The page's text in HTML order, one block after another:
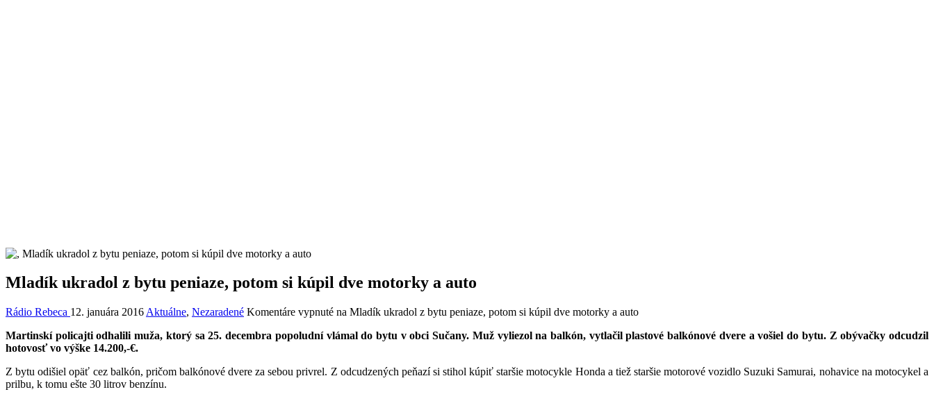
Mladík ukradol z bytu peniaze, potom si kúpil dve motorky a auto
Rádio Rebeca 12. januára 2016 Aktuálne, Nezaradené Komentáre vypnuté na Mladík ukradol z bytu peniaze, potom si kúpil dve motorky a auto
Martinskí policajti odhalili muža, ktorý sa 25. decembra popoludní vlámal do bytu v obci Sučany. Muž vyliezol na balkón, vytlačil plastové balkónové dvere a vošiel do bytu. Z obývačky odcudzil
hotovosť vo výške 14.200,-€.
Z bytu odišiel opäť cez balkón, pričom balkónové dvere za sebou privrel. Z odcudzených peňazí si stihol kúpiť staršie motocykle Honda a tiež staršie motorové vozidlo Suzuki Samurai, nohavice na motocykel a
prilbu, k tomu ešte 30 litrov benzínu.